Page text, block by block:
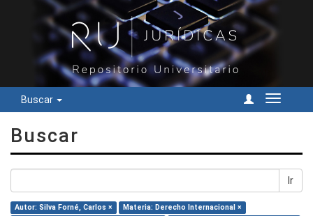
Buscar
Cambiar
Buscar
Ir
Autor: Silva Forné, Carlos ×
Materia: Derecho Internacional ×